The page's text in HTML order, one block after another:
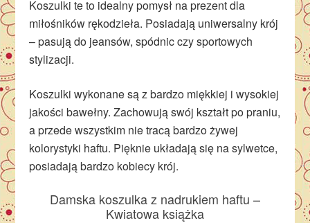
Koszulki te to idealny pomysł na prezent dla
miłośników rękodzieła. Posiadają uniwersalny krój
– pasują do jeansów, spódnic czy sportowych
stylizacji.
Koszulki wykonane są z bardzo miękkiej i wysokiej
jakości bawełny. Zachowują swój kształt po praniu,
a przede wszystkim nie tracą bardzo żywej
kolorystyki haftu. Pięknie układają się na sylwetce,
posiadają bardzo kobiecy krój.
Damska koszulka z nadrukiem haftu –
Kwiatowa książka